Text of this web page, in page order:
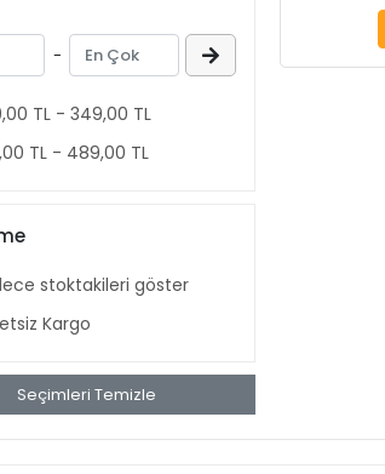
Tabancaları
Bükmeler
Ekipmanlar
Ekipmanları
Setleri
-
TL - 349,00 TL
TL - 489,00 TL
stoktakileri göster
Kargo
Seçimleri Temizle